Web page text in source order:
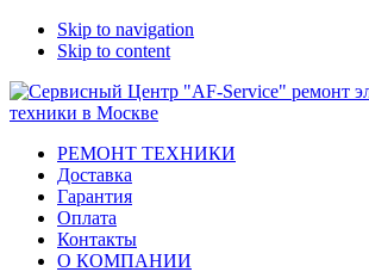
Skip to navigation
Skip to content
РЕМОНТ ТЕХНИКИ
Доставка
Гарантия
Оплата
Контакты
О КОМПАНИИ